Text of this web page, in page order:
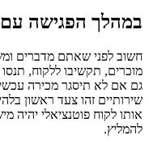
במהלך הפגישה
חשוב לפני שאתם מדברים
מוכרים, תקשיבו ללקוח,
גם אם לא תיסגר מכירה
שירותיים זהו צעד ראשון
אותו לקוח פוטנציאלי יהיה
להמליץ.